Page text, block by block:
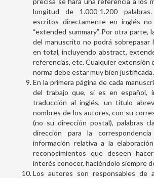
longitud de 1.000-1.200
escritos directamente en inglés
“extended summary”. Por otra parte,
del manuscrito no podrá sobrepasar
en total, incluyendo abstract,
referencias, etc. Cualquier extensión
norma debe estar muy bien justificada.
En la primera página de cada
del trabajo que, si es en español,
traducción al inglés, un título
nombres de los autores, con su
(no su dirección postal), palabras
dirección para la
información relativa a la
reconocimientos que deseen
interés conocer, haciéndolo siempre
Los autores son responsables de